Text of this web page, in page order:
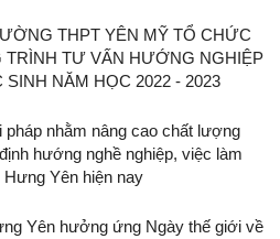
THPT YÊN MỸ TỔ CHỨC
TRÌNH TƯ VẤN HƯỚNG NGHIỆP
SINH NĂM HỌC 2022 - 2023
pháp nhằm nâng cao chất lượng
hướng nghề nghiệp, việc làm
Yên hiện nay
Yên hưởng ứng Ngày thế giới về